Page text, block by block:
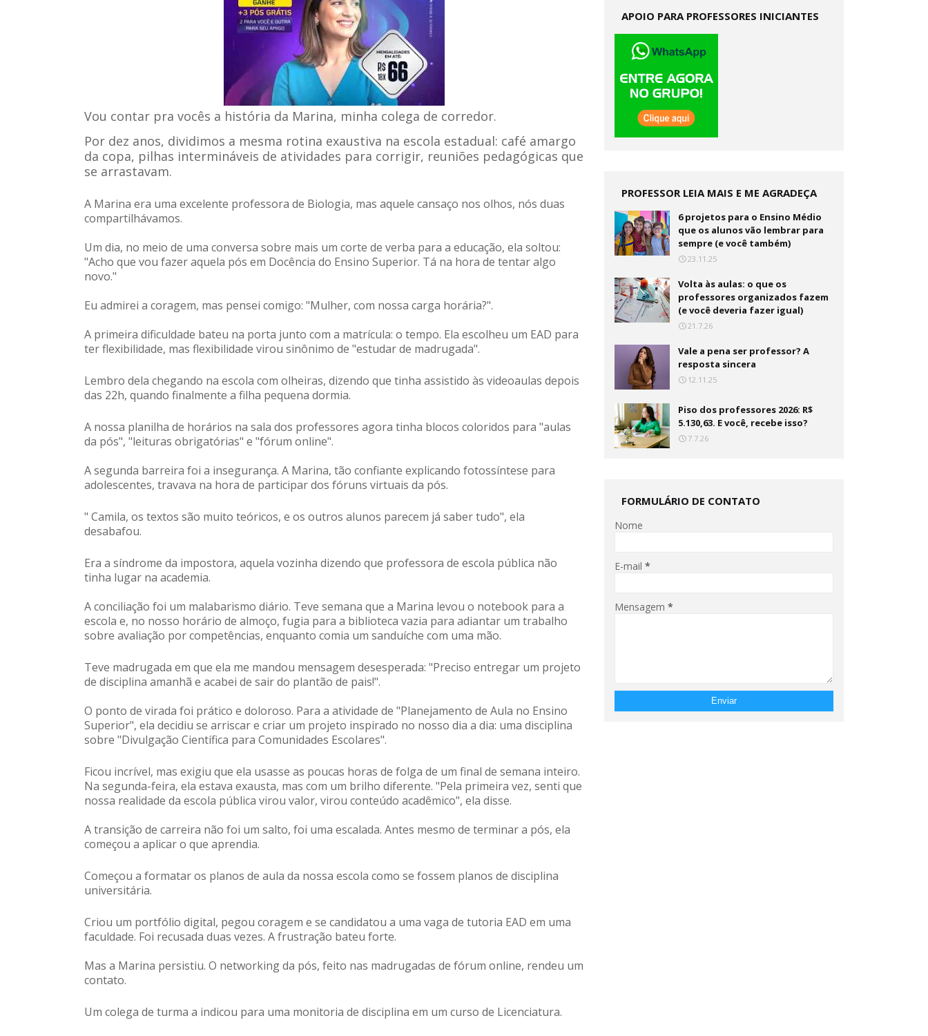
Vou contar pra vocês a história da Marina, minha colega de corredor.
Por dez anos, dividimos a mesma rotina exaustiva na escola estadual: café amargo
da copa, pilhas intermináveis de atividades para corrigir, reuniões pedagógicas que
se arrastavam.
A Marina era uma excelente professora de Biologia, mas aquele cansaço nos olhos, nós duas
compartilhávamos.
Um dia, no meio de uma conversa sobre mais um corte de verba para a educação, ela soltou:
"Acho que vou fazer aquela pós em Docência do Ensino Superior. Tá na hora de tentar algo
novo."
Eu admirei a coragem, mas pensei comigo: "Mulher, com nossa carga horária?".
A primeira dificuldade bateu na porta junto com a matrícula: o tempo. Ela escolheu um EAD para
ter flexibilidade, mas flexibilidade virou sinônimo de "estudar de madrugada".
Lembro dela chegando na escola com olheiras, dizendo que tinha assistido às videoaulas depois
das 22h, quando finalmente a filha pequena dormia.
A nossa planilha de horários na sala dos professores agora tinha blocos coloridos para "aulas
da pós", "leituras obrigatórias" e "fórum online".
A segunda barreira foi a insegurança. A Marina, tão confiante explicando fotossíntese para
adolescentes, travava na hora de participar dos fóruns virtuais da pós.
" Camila, os textos são muito teóricos, e os outros alunos parecem já saber tudo", ela
desabafou.
Era a síndrome da impostora, aquela vozinha dizendo que professora de escola pública não
tinha lugar na academia.
A conciliação foi um malabarismo diário. Teve semana que a Marina levou o notebook para a
escola e, no nosso horário de almoço, fugia para a biblioteca vazia para adiantar um trabalho
sobre avaliação por competências, enquanto comia um sanduíche com uma mão.
Teve madrugada em que ela me mandou mensagem desesperada: "Preciso entregar um projeto
de disciplina amanhã e acabei de sair do plantão de pais!".
O ponto de virada foi prático e doloroso. Para a atividade de "Planejamento de Aula no Ensino
Superior", ela decidiu se arriscar e criar um projeto inspirado no nosso dia a dia: uma disciplina
sobre "Divulgação Científica para Comunidades Escolares".
Ficou incrível, mas exigiu que ela usasse as poucas horas de folga de um final de semana inteiro.
Na segunda-feira, ela estava exausta, mas com um brilho diferente. "Pela primeira vez, senti que
nossa realidade da escola pública virou valor, virou conteúdo acadêmico", ela disse.
A transição de carreira não foi um salto, foi uma escalada. Antes mesmo de terminar a pós, ela
começou a aplicar o que aprendia.
Começou a formatar os planos de aula da nossa escola como se fossem planos de disciplina
universitária.
Criou um portfólio digital, pegou coragem e se candidatou a uma vaga de tutoria EAD em uma
faculdade. Foi recusada duas vezes. A frustração bateu forte.
Mas a Marina persistiu. O networking da pós, feito nas madrugadas de fórum online, rendeu um
contato.
Um colega de turma a indicou para uma monitoria de disciplina em um curso de Licenciatura.
APOIO PARA PROFESSORES INICIANTES
PROFESSOR LEIA MAIS E ME AGRADEÇA
DEPOIS
6 projetos para o Ensino Médio
que os alunos vão lembrar para
sempre (e você também)
23.11.25
Volta às aulas: o que os
professores organizados fazem
(e você deveria fazer igual)
21.7.26
Vale a pena ser professor? A
resposta sincera
12.11.25
Piso dos professores 2026: R$
5.130,63. E você, recebe isso?
7.7.26
FORMULÁRIO DE CONTATO
Nome
E-mail*
Mensagem*